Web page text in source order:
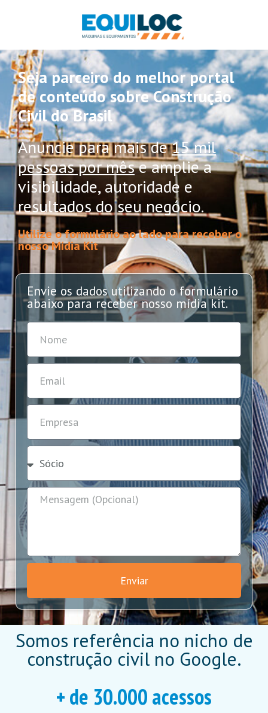
Seja parceiro do melhor portal
de conteúdo sobre Construção
Civil do Brasil
Anuncie para mais de15 mil
pessoas por mêse amplie a
visibilidade, autoridade e
resultados do seu negócio.
Utilize o formulário ao lado para receber o
nosso Mídia Kit
Envie os dados utilizando o formulário
abaixo para receber nosso mídia kit.
Enviar
Somos referência no nicho de
construção civil no Google.
+ de 30.000 acessos